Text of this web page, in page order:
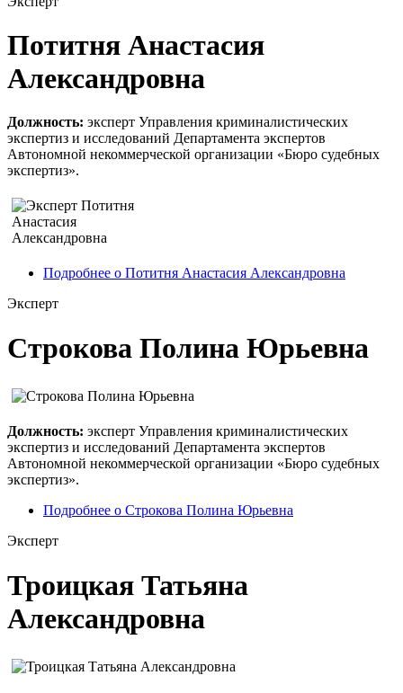
Потитня Анастасия
Александровна
Должность: эксперт Управления криминалистических
экспертиз и исследований Департамента экспертов
Автономной некоммерческой организации «Бюро судебных
экспертиз».
Подробнее о Потитня Анастасия Александровна
Эксперт
Строкова Полина Юрьевна
Должность: эксперт Управления криминалистических
экспертиз и исследований Департамента экспертов
Автономной некоммерческой организации «Бюро судебных
экспертиз».
Подробнее о Строкова Полина Юрьевна
Эксперт
Троицкая Татьяна
Александровна